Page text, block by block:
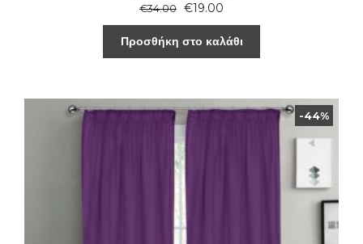
€34.00 €19.00
Προσθήκη στο καλάθι
-44%